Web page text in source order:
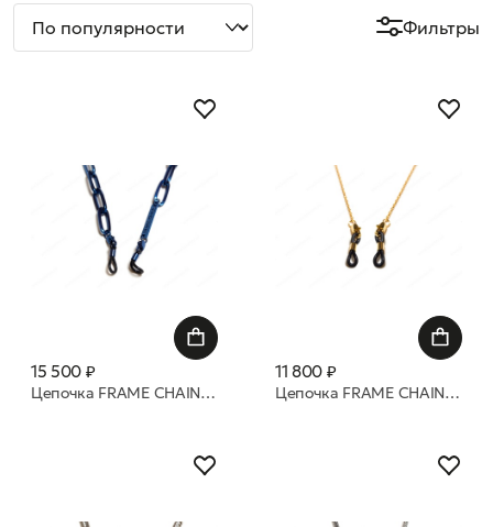
Фильтры
15 500 ₽
Цепочка FRAME CHAIN Ron BLUE
11 800 ₽
Цепочка FRAME CHAIN Candy pop pink yellow gold